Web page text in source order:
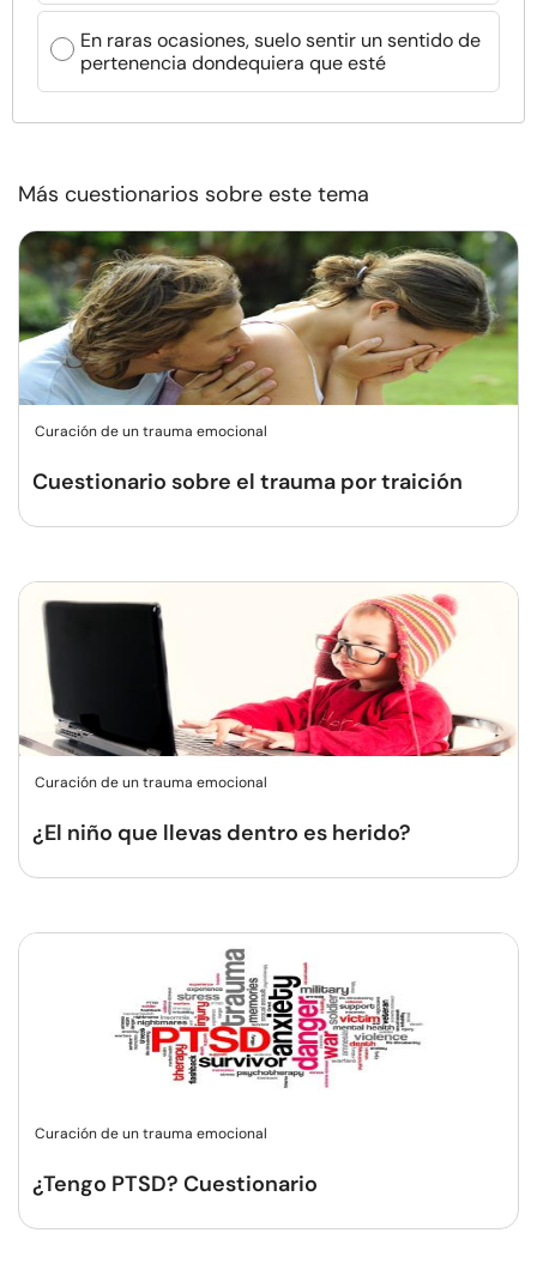
En raras ocasiones, suelo sentir un sentido de
pertenencia dondequiera que esté
Más cuestionarios sobre este tema
Curación de un trauma emocional
Cuestionario sobre el trauma por traición
Curación de un trauma emocional
¿El niño que llevas dentro es herido?
Curación de un trauma emocional
¿Tengo PTSD? Cuestionario